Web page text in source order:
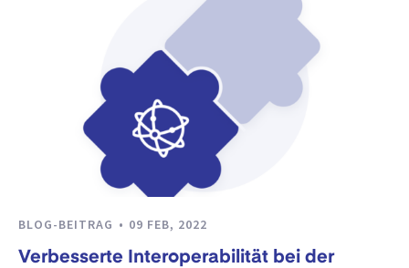
BLOG-BEITRAG 09 FEB, 2022
Verbesserte Interoperabilität bei der